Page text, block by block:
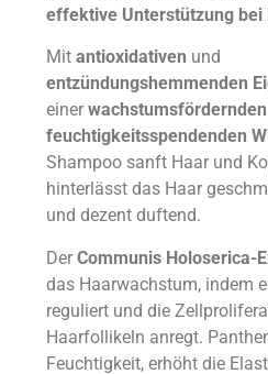
effektive Unterstützung bei
Mitantioxidativen und
entzündungshemmenden
einerwachstumsfördernden
feuchtigkeitsspendenden
Shampoo sanft Haar und
hinterlässt das Haar
und dezent duftend.
DerCommunis Holoserica-
das Haarwachstum, indem
reguliert und die
Haarfollikeln anregt.
Feuchtigkeit, erhöht die